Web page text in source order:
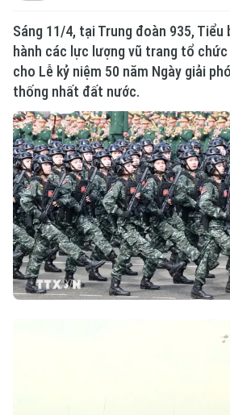
Sáng 11/4, tại Trung đoàn 935, Tiểu
hành các lực lượng vũ trang tổ
cho Lễ kỷ niệm 50 năm Ngày giải
thống nhất đất nước.